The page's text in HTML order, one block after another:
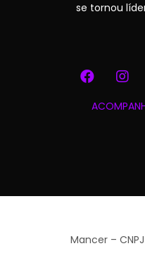
se tornou
Mancer –